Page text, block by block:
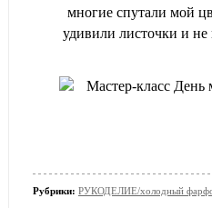
многие спутали мой
удивили листочки и не
Рубрики: РУКОДЕЛИЕ/холодный